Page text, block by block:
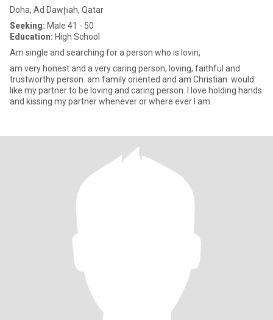
Doha, Ad Dawḩah, Qatar
Seeking: Male 41 - 50
Education: High School
Am single and searching for a person who is lovin,
am very honest and a very caring person, loving, faithful and
trustworthy person. am family oriented and am Christian. would
like my partner to be loving and caring person. l love holding hands
and kissing my partner whenever or where ever I am.